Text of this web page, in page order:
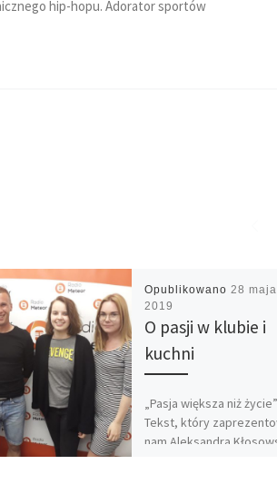
hip-hopu. Adorator sportów
Opublikowano 28 maja
2019
O pasji w klubie i
kuchni
„Pasja większa niż życie”
Tekst, który
nam Aleksandra